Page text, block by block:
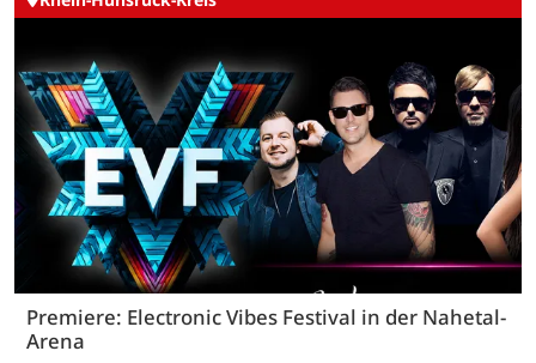
Premiere: Electronic Vibes Festival in der Nahetal-
Arena